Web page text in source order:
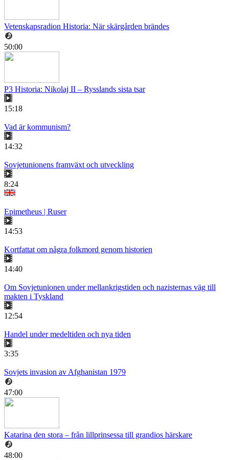
Vetenskapsradion Historia: När skärgården brändes
50:00
P3 Historia: Nikolaj II – Rysslands sista tsar
15:18
Vad är kommunism?
14:32
Sovjetunionens framväxt och utveckling
8:24
Epimetheus | Ruser
14:53
Kortfattat om några folkmord genom historien
14:40
Om Sovjetunionen under mellankrigstiden och nazisternas väg till
makten i Tyskland
12:54
Handel under medeltiden och nya tiden
3:35
Sovjets invasion av Afghanistan 1979
47:00
Katarina den stora – från lillprinsessa till grandios härskare
48:00